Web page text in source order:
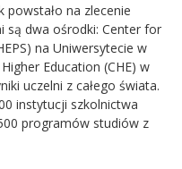
powstało na zlecenie
są dwa ośrodki: Center for
na Uniwersytecie w
Education (CHE) w
uczelni z całego świata.
instytucji szkolnictwa
programów studiów z